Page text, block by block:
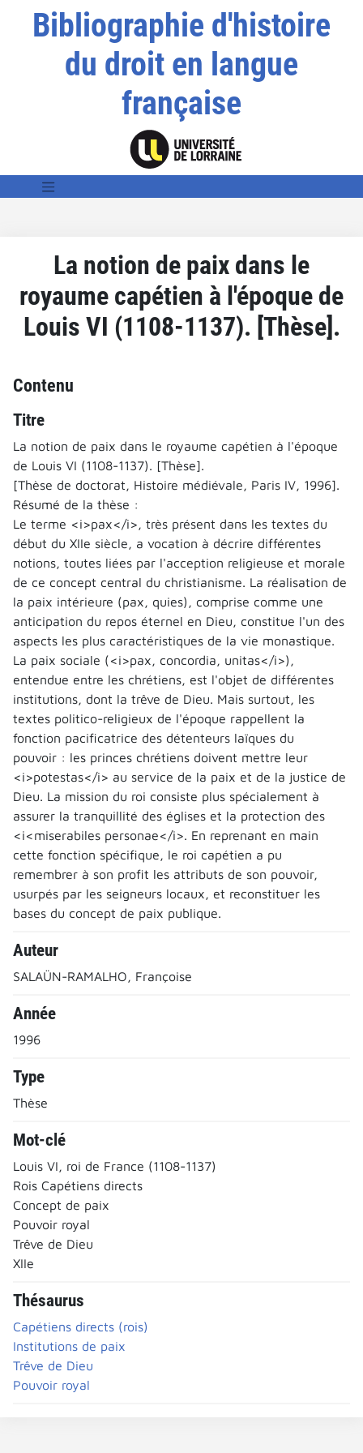
Bibliographie d'histoire
du droit en langue
française
La notion de paix dans le
royaume capétien à l'époque de
Louis VI (1108-1137). [Thèse].
Contenu
Titre
La notion de paix dans le royaume capétien à l'époque
de Louis VI (1108-1137). [Thèse].
[Thèse de doctorat, Histoire médiévale, Paris IV, 1996].
Résumé de la thèse :
Le terme <i>pax</i>, très présent dans les textes du
début du XIIe siècle, a vocation à décrire différentes
notions, toutes liées par l'acception religieuse et morale
de ce concept central du christianisme. La réalisation de
la paix intérieure (pax, quies), comprise comme une
anticipation du repos éternel en Dieu, constitue l'un des
aspects les plus caractéristiques de la vie monastique.
La paix sociale (<i>pax, concordia, unitas</i>),
entendue entre les chrétiens, est l'objet de différentes
institutions, dont la trêve de Dieu. Mais surtout, les
textes politico-religieux de l'époque rappellent la
fonction pacificatrice des détenteurs laïques du
pouvoir : les princes chrétiens doivent mettre leur
<i>potestas</i> au service de la paix et de la justice de
Dieu. La mission du roi consiste plus spécialement à
assurer la tranquillité des églises et la protection des
<i<miserabiles personae</i>. En reprenant en main
cette fonction spécifique, le roi capétien a pu
remembrer à son profit les attributs de son pouvoir,
usurpés par les seigneurs locaux, et reconstituer les
bases du concept de paix publique.
Auteur
SALAÜN-RAMALHO, Françoise
Année
1996
Type
Thèse
Mot-clé
Louis VI, roi de France (1108-1137)
Rois Capétiens directs
Concept de paix
Pouvoir royal
Trêve de Dieu
XIIe
Thésaurus
Capétiens directs (rois)
Institutions de paix
Trêve de Dieu
Pouvoir royal